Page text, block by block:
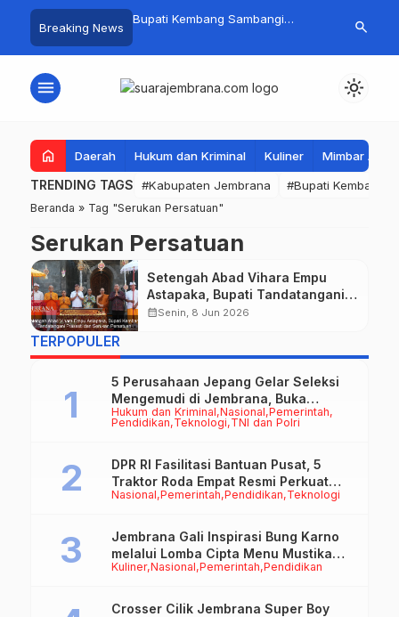
Breaking News
PKK Provinsi Bali di
Omzet Ratusan
Bupati Kembang Sambangi
Bantuan Disalurkan untuk
Tim
Perairan
search
menu light_mode
home Daerah Hukum dan Kriminal Kuliner Mimbar
TRENDING TAGS #Kabupaten Jembrana #Bupati Kembang
Beranda » Tag "Serukan Persatuan"
Serukan Persatuan
Setengah Abad Vihara Empu
Astapaka, Bupati Tandatangani
Prasasti dan Serukan Persatuan
calendar_monthSenin, 8 Jun 2026
TERPOPULER
Hukum dan Kriminal Nasional Pemerintah
Pendidikan Teknologi TNI dan Polri
5 Perusahaan Jepang Gelar Seleksi
Mengemudi di Jembrana, Buka
Peluang Kerja bagi Calon PMI
Nasional Pemerintah Pendidikan Teknologi
DPR RI Fasilitasi Bantuan Pusat, 5
Traktor Roda Empat Resmi Perkuat
Mekanisasi Pertanian Jembrana
Kuliner Nasional Pemerintah Pendidikan
Jembrana Gali Inspirasi Bung Karno
melalui Lomba Cipta Menu Mustika
Rasa
Crosser Cilik Jembrana Super Boy